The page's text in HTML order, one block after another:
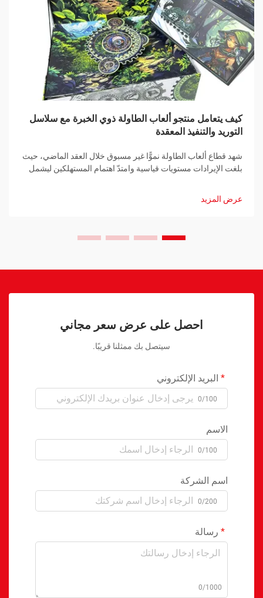
كيف يتعامل منتجو ألعاب الطاولة ذوي الخبرة مع سلاسل
التوريد والتنفيذ المعقدة
شهد قطاع ألعاب الطاولة نموًّا غير مسبوق خلال العقد الماضي، حيث
بلغت الإيرادات مستويات قياسية وامتدّ اهتمام المستهلكين ليشمل
عرض المزيد
احصل على عرض سعر مجاني
سيتصل بك ممثلنا قريبًا.
البريد الإلكتروني
0/100
الاسم
0/100
اسم الشركة
0/200
رسالة
0/1000